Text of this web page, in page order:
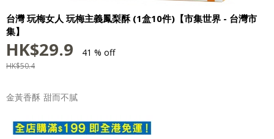
台灣 玩梅女人 玩梅主義鳳梨酥 (1盒10件)【市集世界 - 台灣市
集】
HK$29.9 41 % off
HK$50.4
金黃香酥 甜而不膩